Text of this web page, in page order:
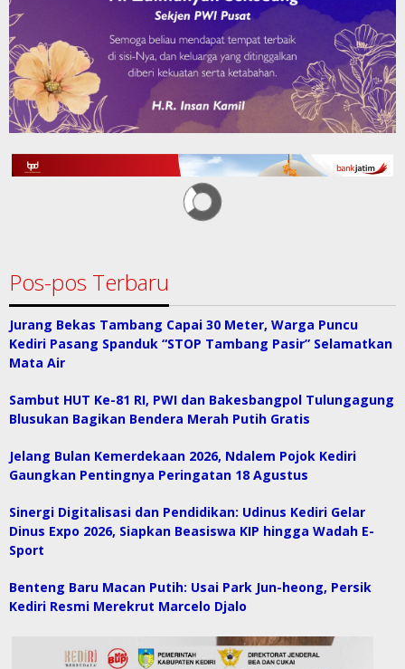
Pos-pos Terbaru
Jurang Bekas Tambang Capai 30 Meter, Warga Puncu
Kediri Pasang Spanduk “STOP Tambang Pasir” Selamatkan
Mata Air
Sambut HUT Ke-81 RI, PWI dan Bakesbangpol Tulungagung
Blusukan Bagikan Bendera Merah Putih Gratis
Jelang Bulan Kemerdekaan 2026, Ndalem Pojok Kediri
Gaungkan Pentingnya Peringatan 18 Agustus
Sinergi Digitalisasi dan Pendidikan: Udinus Kediri Gelar
Dinus Expo 2026, Siapkan Beasiswa KIP hingga Wadah E-
Sport
Benteng Baru Macan Putih: Usai Park Jun-heong, Persik
Kediri Resmi Merekrut Marcelo Djalo